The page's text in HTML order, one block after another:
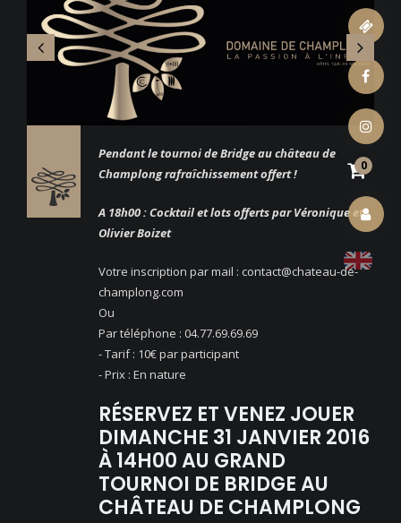
Pendant le tournoi de Bridge au château de
Champlong rafraîchissement offert !
A 18h00 : Cocktail et lots offerts par Véronique et
Olivier Boizet
Votre inscription par mail : contact@chateau-de-
champlong.com
Ou
Par téléphone : 04.77.69.69.69
- Tarif : 10€ par participant
- Prix : En nature
RÉSERVEZ ET VENEZ JOUER
DIMANCHE 31 JANVIER 2016
À 14H00 AU GRAND
TOURNOI DE BRIDGE AU
CHÂTEAU DE CHAMPLONG
ticket
facebook
instagram
0
account